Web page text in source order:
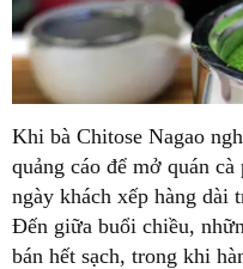
Khi bà Chitose Nagao
quảng cáo để mở quán
ngày khách xếp hàng dài
Đến giữa buổi chiều,
bán hết sạch, trong khi